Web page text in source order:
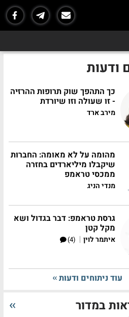
ודעות
כך התהפך שוק תרופות ההרזיה
- זו שעולה וזו שיורדת
מירב ארד
מהומה על לא מאומה: החברות
שיקבלו מיליארדים בחזרה
ממכסי טראמפ
מנדי הניג
גרסת טראמפ: דבר בגדול ושא
מקל קטן
איתמר לוין |
(4)
עוד ניתוחים ודעות
במדור